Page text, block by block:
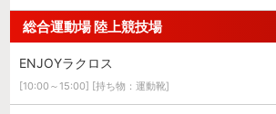
総合運動場 陸上競技場
ENJOYラクロス
[10:00～15:00] [持ち物：運動靴]